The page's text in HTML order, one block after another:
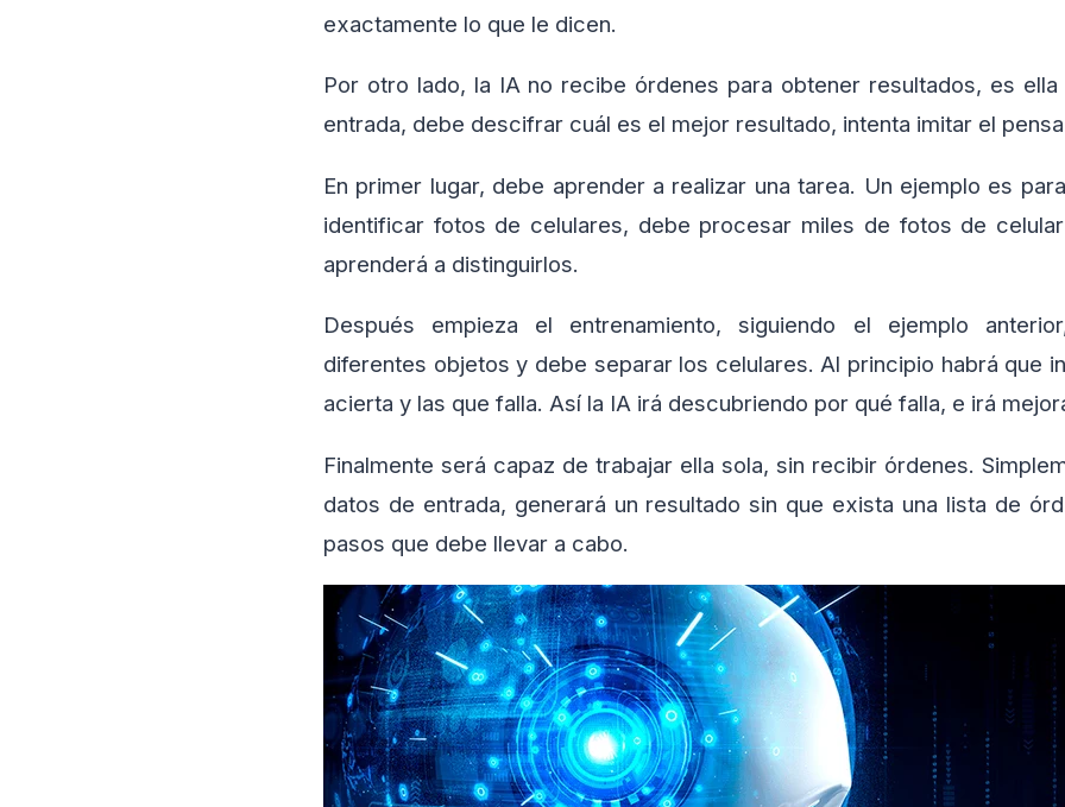
exactamente lo que le dicen.
Por otro lado, la IA no recibe órdenes para obtener resultados, es
entrada, debe descifrar cuál es el mejor resultado, intenta imitar el
En primer lugar, debe aprender a realizar una tarea. Un ejemplo es
identificar fotos de celulares, debe procesar miles de fotos de
aprenderá a distinguirlos.
Después empieza el entrenamiento, siguiendo el ejemplo
diferentes objetos y debe separar los celulares. Al principio habrá que
acierta y las que falla. Así la IA irá descubriendo por qué falla, e irá
Finalmente será capaz de trabajar ella sola, sin recibir órdenes.
datos de entrada, generará un resultado sin que exista una lista de
pasos que debe llevar a cabo.